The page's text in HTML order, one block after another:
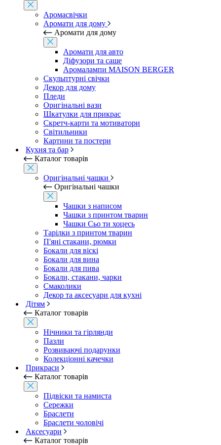
Аромасвічки
Аромати для дому
Аромати для дому
Аромати для авто
Діфузори та саше
Аромалампи MAISON BERGER
Скульптурні свічки
Декор для дому
Пледи
Оригінальні вази
Шкатулки для прикрас
Скретч-карти та мотиватори
Світильники
Картини та постери
Кухня та бар
Каталог товарів
Оригінальні чашки
Оригінальні чашки
Чашки з написом
Чашки з принтом тварин
Чашки Сьо ти хоцесь
Тарілки з принтом тварин
П'яні стакани, рюмки
Бокали для віскі
Бокали для вина
Бокали для пива
Бокали, стакани, чарки
Смаколики
Декор та аксесуари для кухні
Дітям
Каталог товарів
Нічники та гірлянди
Пазли
Розвиваючі подарунки
Колекціонні качечки
Прикраси
Каталог товарів
Підвіски та намиста
Сережки
Браслети
Браслети чоловічі
Аксесуари
Каталог товарів